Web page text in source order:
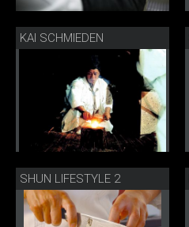
KAI SCHMIEDEN
SHUN LIFESTYLE 2